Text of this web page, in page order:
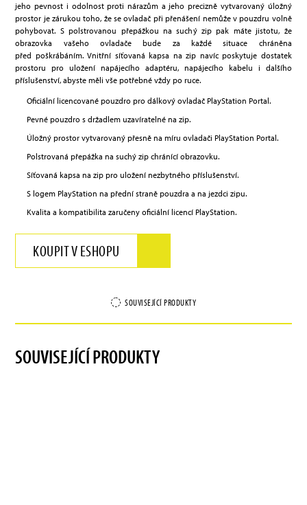
jeho pevnost i odolnost proti nárazům a jeho precizně vytvarovaný úložný
prostor je zárukou toho, že se ovladač při přenášení nemůže v pouzdru volně
pohybovat. S polstrovanou přepážkou na suchý zip pak máte jistotu, že
obrazovka vašeho ovladače bude za každé situace chráněna
před poškrábáním. Vnitřní síťovaná kapsa na zip navíc poskytuje dostatek
prostoru pro uložení napájecího adaptéru, napájecího kabelu i dalšího
příslušenství, abyste měli vše potřebné vždy po ruce.
Oficiální licencované pouzdro pro dálkový ovladač PlayStation Portal.
Pevné pouzdro s držadlem uzavíratelné na zip.
Úložný prostor vytvarovaný přesně na míru ovladači PlayStation Portal.
Polstrovaná přepážka na suchý zip chránící obrazovku.
Síťovaná kapsa na zip pro uložení nezbytného příslušenství.
S logem PlayStation na přední straně pouzdra a na jezdci zipu.
Kvalita a kompatibilita zaručeny oficiální licencí PlayStation.
KOUPIT V ESHOPU
SOUVISEJÍCÍ PRODUKTY
SOUVISEJÍCÍ PRODUKTY